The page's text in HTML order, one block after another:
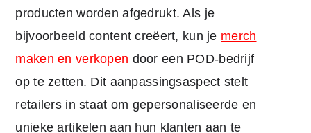
producten worden afgedrukt. Als je
bijvoorbeeld content creëert, kun je merch
maken en verkopen door een POD-bedrijf
op te zetten. Dit aanpassingsaspect stelt
retailers in staat om gepersonaliseerde en
unieke artikelen aan hun klanten aan te